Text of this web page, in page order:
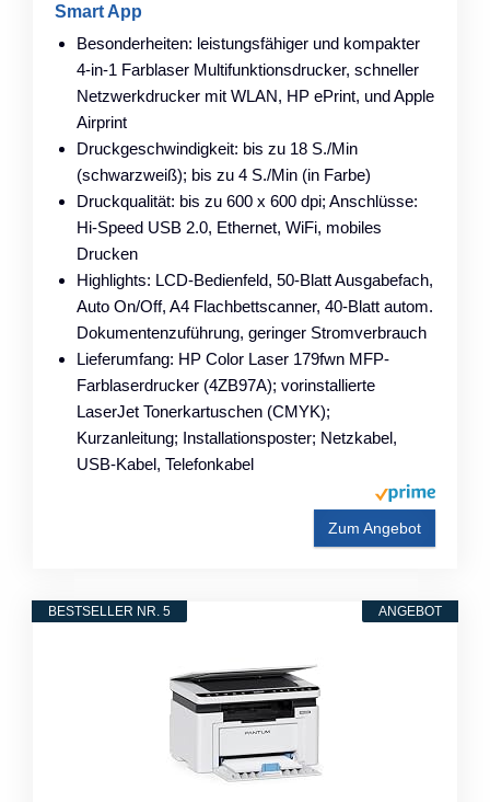
Smart App
Besonderheiten: leistungsfähiger und kompakter
4-in-1 Farblaser Multifunktionsdrucker, schneller
Netzwerkdrucker mit WLAN, HP ePrint, und Apple
Airprint
Druckgeschwindigkeit: bis zu 18 S./Min
(schwarzweiß); bis zu 4 S./Min (in Farbe)
Druckqualität: bis zu 600 x 600 dpi; Anschlüsse:
Hi-Speed USB 2.0, Ethernet, WiFi, mobiles
Drucken
Highlights: LCD-Bedienfeld, 50-Blatt Ausgabefach,
Auto On/Off, A4 Flachbettscanner, 40-Blatt autom.
Dokumentenzuführung, geringer Stromverbrauch
Lieferumfang: HP Color Laser 179fwn MFP-
Farblaserdrucker (4ZB97A); vorinstallierte
LaserJet Tonerkartuschen (CMYK);
Kurzanleitung; Installationsposter; Netzkabel,
USB-Kabel, Telefonkabel
Zum Angebot
ANGEBOT
BESTSELLER NR. 5